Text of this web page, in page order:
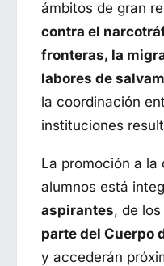
ámbitos de gran
contra el
fronteras, la
labores de
la coordinación
instituciones
La promoción a la
alumnos está
aspirantes, de
parte del Cuerpo
y accederán